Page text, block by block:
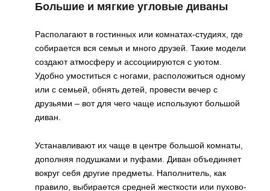
Большие и мягкие угловые диваны
Располагают в гостинных или комнатах-студиях, где
собирается вся семья и много друзей. Такие модели
создают атмосферу и ассоциируются с уютом.
Удобно умоститься с ногами, расположиться одному
или с семьей, обнять детей, провести вечер с
друзьями – вот для чего чаще используют большой
диван.
Устанавливают их чаще в центре большой комнаты,
дополняя подушками и пуфами. Диван объединяет
вокруг себя другие предметы. Наполнитель, как
правило, выбирается средней жесткости или пухово-